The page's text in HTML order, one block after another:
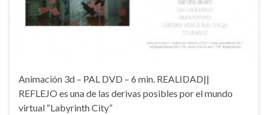
Animación 3d – PAL DVD – 6 min. REALIDAD||
REFLEJO es una de las derivas posibles por el mundo
virtual “Labyrinth City”